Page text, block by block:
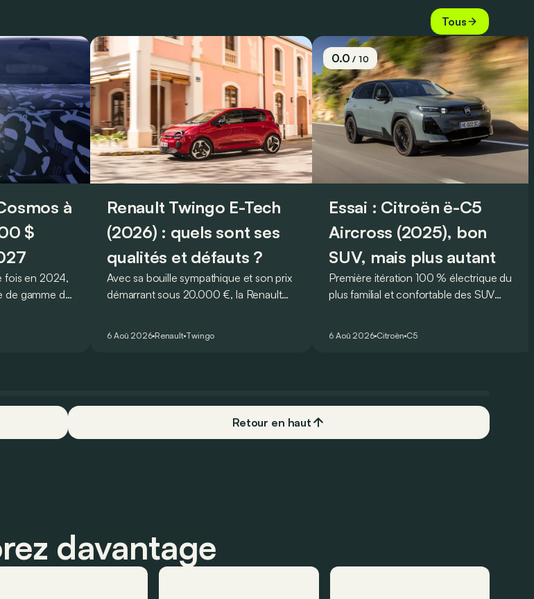
Tous
à
$
fois en 2024,
de gamme de
la fin de
Renault Twingo E-Tech
(2026) : quels sont ses
qualités et défauts ?
Avec sa bouille sympathique et son prix
démarrant sous 20.000 €, la Renault
séduisantes du moment. Mais est-ce
6 Aoû 2026 Renault Twingo
0.0/ 10
Essai : Citroën ë-C5
Aircross (2025), bon
SUV, mais plus autant
Première itération 100 % électrique du
plus familial et confortable des SUV
6 Aoû 2026 Citroën C5
Retour en haut
davantage